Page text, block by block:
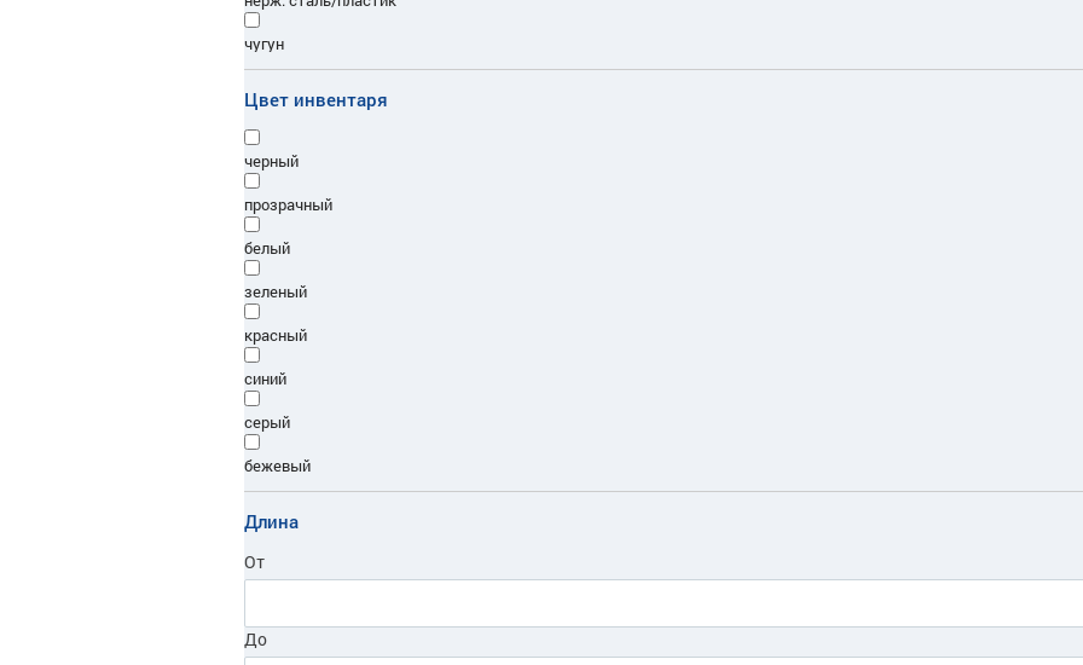
чугун
металл
пластик/металл
сталь
нерж.
нерж.сталь/пластик
силикон
дерево/нерж
резина
массив бука
металл/пластик
жесть
коррозион. сталь
Цвет инвентаря
черный
прозрачный
белый
зеленый
красный
синий
серый
бежевый
микс
Длина
От
До